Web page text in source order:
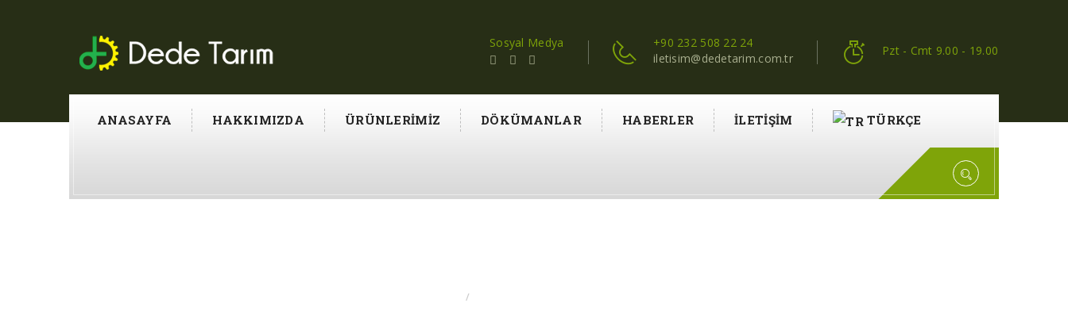
Sosyal Medya
+90 232 508 22 24
iletisim@dedetarim.com.tr
Pzt - Cmt 9.00 - 19.00
ANASAYFA HAKKIMIZDA ÜRÜNLERIMIZ DÖKÜMANLAR HABERLER İLETIŞIM TÜRKÇE